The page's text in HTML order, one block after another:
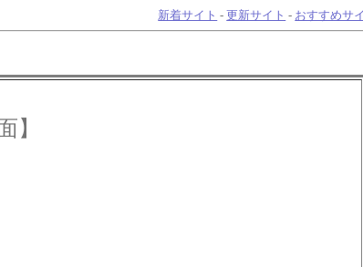
新着サイト -更新サイト - おすすめサ
】